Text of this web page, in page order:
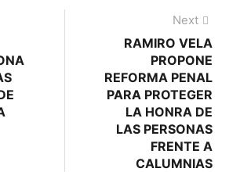
Next
RAMIRO VELA
PROPONE
REFORMA PENAL
PARA PROTEGER
LA HONRA DE
LAS PERSONAS
FRENTE A
CALUMNIAS